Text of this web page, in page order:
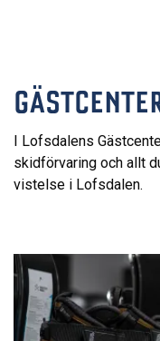
I Lofsdalens
skidförvaring och allt
vistelse i Lofsdalen.